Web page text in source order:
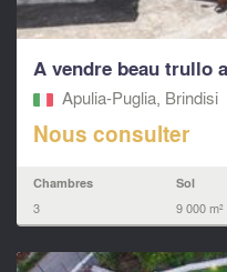
A vendre beau trullo
Apulia-Puglia, Brindisi
Nous consulter
Chambres
3
Sol
9 000 m²